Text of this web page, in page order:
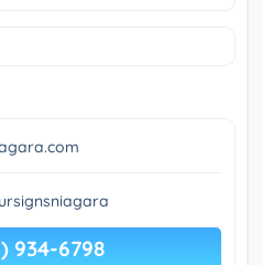
934-6798